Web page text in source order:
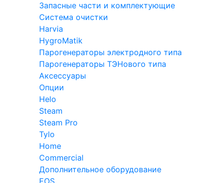
Запасные части и комплектующие
Система очистки
Harvia
HygroMatik
Парогенераторы электродного типа
Парогенераторы ТЭНового типа
Аксессуары
Опции
Helo
Steam
Steam Pro
Tylo
Home
Commercial
Дополнительное оборудование
EOS